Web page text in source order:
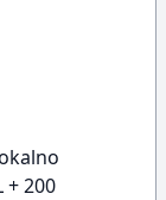
+ 200